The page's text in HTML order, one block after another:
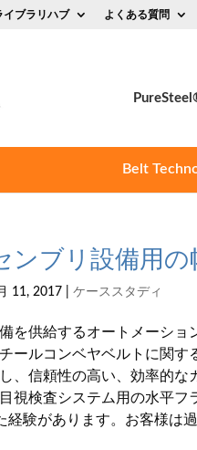
イブラリハブ よくある質問
Belt
ンブリ設備用の
11, 2017 |ケーススタディ
を供給するオートメーシ
ールコンベヤベルトに関
、信頼性の高い、効率的
視検査システム用の水平
経験があります。お客様は